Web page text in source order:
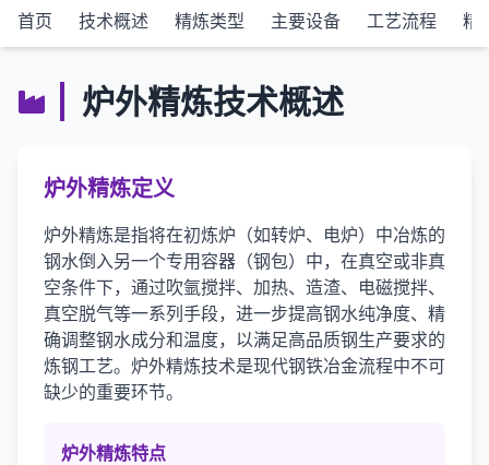
首页 技术概述 精炼类型 主要设备 工艺流程 精
炉外精炼技术概述
炉外精炼定义
炉外精炼是指将在初炼炉（如转炉、电炉）中冶炼的
钢水倒入另一个专用容器（钢包）中，在真空或非真
空条件下，通过吹氩搅拌、加热、造渣、电磁搅拌、
真空脱气等一系列手段，进一步提高钢水纯净度、精
确调整钢水成分和温度，以满足高品质钢生产要求的
炼钢工艺。炉外精炼技术是现代钢铁冶金流程中不可
缺少的重要环节。
炉外精炼特点